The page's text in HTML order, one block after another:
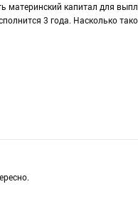
материнский капитал для
3 года. Насколько